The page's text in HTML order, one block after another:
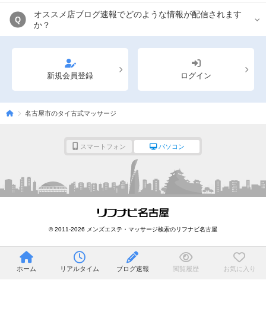
Q
オススメ店ブログ速報でどのような情報が配信されます
か？
新規会員登録 ログイン
名古屋市のタイ古式マッサージ
スマートフォン パソコン
© 2011-2026 メンズエステ・マッサージ検索のリフナビ名古屋
ホーム リアルタイム ブログ速報 閲覧履歴 お気に入り